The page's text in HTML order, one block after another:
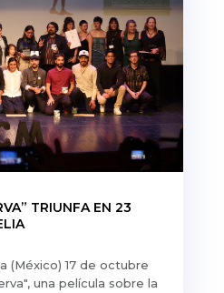
TRIUNFA EN 23
(México) 17 de octubre
una película sobre la